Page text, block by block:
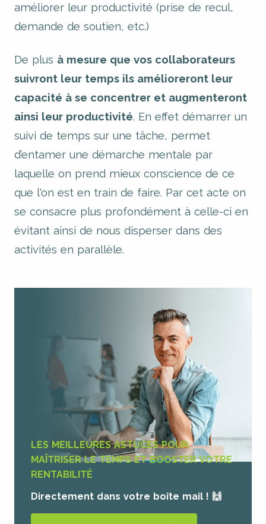
améliorer leur productivité (prise de recul,
demande de soutien, etc.)
De plus à mesure que vos collaborateurs
suivront leur temps ils amélioreront leur
capacité à se concentrer et augmenteront
ainsi leur productivité. En effet démarrer un
suivi de temps sur une tâche, permet
d’entamer une démarche mentale par
laquelle on prend mieux conscience de ce
que l'on est en train de faire. Par cet acte on
se consacre plus profondément à celle-ci en
évitant ainsi de nous disperser dans des
activités en parallèle.
LES MEILLEURES ASTUCES POUR
MAÎTRISER LE TEMPS ET BOOSTER VOTRE
RENTABILITÉ
Directement dans votre boîte mail ! 🙌